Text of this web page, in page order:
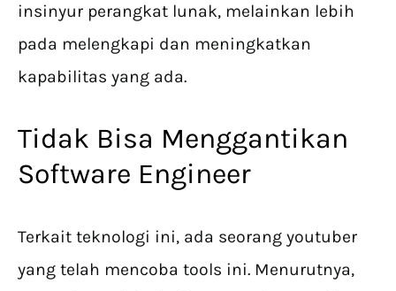
insinyur perangkat lunak, melainkan lebih
pada melengkapi dan meningkatkan
kapabilitas yang ada.
Tidak Bisa Menggantikan
Software Engineer
Terkait teknologi ini, ada seorang youtuber
yang telah mencoba tools ini. Menurutnya,